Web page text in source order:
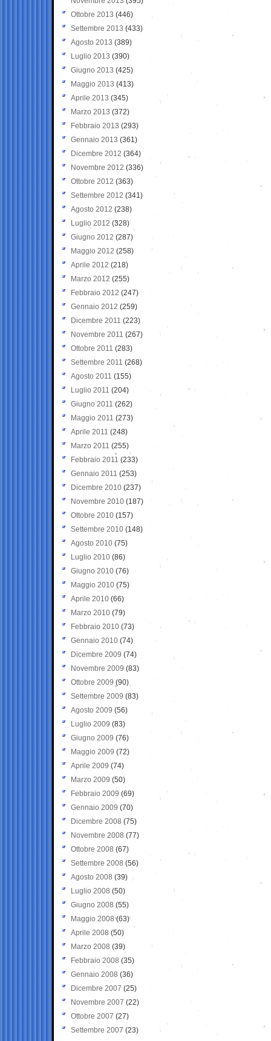
Ottobre 2013 (446)
Settembre 2013 (433)
Agosto 2013 (389)
Luglio 2013 (390)
Giugno 2013 (425)
Maggio 2013 (413)
Aprile 2013 (345)
Marzo 2013 (372)
Febbraio 2013 (293)
Gennaio 2013 (361)
Dicembre 2012 (364)
Novembre 2012 (336)
Ottobre 2012 (363)
Settembre 2012 (341)
Agosto 2012 (238)
Luglio 2012 (328)
Giugno 2012 (287)
Maggio 2012 (258)
Aprile 2012 (218)
Marzo 2012 (255)
Febbraio 2012 (247)
Gennaio 2012 (259)
Dicembre 2011 (223)
Novembre 2011 (267)
Ottobre 2011 (283)
Settembre 2011 (268)
Agosto 2011 (155)
Luglio 2011 (204)
Giugno 2011 (262)
Maggio 2011 (273)
Aprile 2011 (248)
Marzo 2011 (255)
Febbraio 2011 (233)
Gennaio 2011 (253)
Dicembre 2010 (237)
Novembre 2010 (187)
Ottobre 2010 (157)
Settembre 2010 (148)
Agosto 2010 (75)
Luglio 2010 (86)
Giugno 2010 (76)
Maggio 2010 (75)
Aprile 2010 (66)
Marzo 2010 (79)
Febbraio 2010 (73)
Gennaio 2010 (74)
Dicembre 2009 (74)
Novembre 2009 (83)
Ottobre 2009 (90)
Settembre 2009 (83)
Agosto 2009 (56)
Luglio 2009 (83)
Giugno 2009 (76)
Maggio 2009 (72)
Aprile 2009 (74)
Marzo 2009 (50)
Febbraio 2009 (69)
Gennaio 2009 (70)
Dicembre 2008 (75)
Novembre 2008 (77)
Ottobre 2008 (67)
Settembre 2008 (56)
Agosto 2008 (39)
Luglio 2008 (50)
Giugno 2008 (55)
Maggio 2008(63)
Aprile 2008 (50)
Marzo 2008 (39)
Febbraio 2008 (35)
Gennaio 2008 (36)
Dicembre 2007 (25)
Novembre 2007 (22)
Ottobre 2007 (27)
Settembre 2007 (23)